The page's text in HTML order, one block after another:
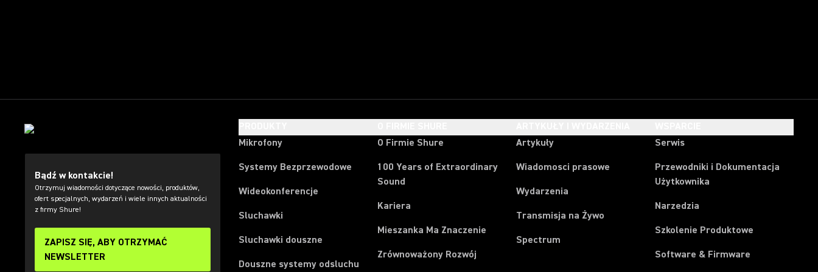
Bądź w kontakcie!
Otrzymuj wiadomości dotyczące nowości, produktów,
ofert specjalnych, wydarzeń i wiele innych aktualności
z firmy Shure!
ZAPISZ SIĘ, ABY OTRZYMAĆ
NEWSLETTER
Mikrofony
Systemy Bezprzewodowe
Wideokonferencje
Sluchawki
Sluchawki douszne
Douszne systemy odsluchu
O Firmie Shure
100 Years of Extraordinary
Sound
Kariera
Mieszanka Ma Znaczenie
Zrównoważony Rozwój
Artykuły
Wiadomosci prasowe
Wydarzenia
Transmisja na Żywo
Spectrum
Serwis
Przewodniki i Dokumentacja
Użytkownika
Narzedzia
Szkolenie Produktowe
Software & Firmware